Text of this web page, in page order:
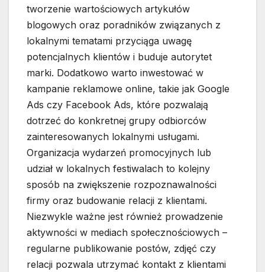
tworzenie wartościowych artykułów
blogowych oraz poradników związanych z
lokalnymi tematami przyciąga uwagę
potencjalnych klientów i buduje autorytet
marki. Dodatkowo warto inwestować w
kampanie reklamowe online, takie jak Google
Ads czy Facebook Ads, które pozwalają
dotrzeć do konkretnej grupy odbiorców
zainteresowanych lokalnymi usługami.
Organizacja wydarzeń promocyjnych lub
udział w lokalnych festiwalach to kolejny
sposób na zwiększenie rozpoznawalności
firmy oraz budowanie relacji z klientami.
Niezwykle ważne jest również prowadzenie
aktywności w mediach społecznościowych –
regularne publikowanie postów, zdjęć czy
relacji pozwala utrzymać kontakt z klientami